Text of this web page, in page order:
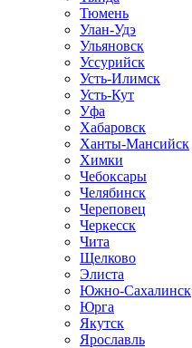
Тюмень
Улан-Удэ
Ульяновск
Уссурийск
Усть-Илимск
Усть-Кут
Уфа
Хабаровск
Ханты-Мансийск
Химки
Чебоксары
Челябинск
Череповец
Черкесск
Чита
Щелково
Элиста
Южно-Сахалинск
Юрга
Якутск
Ярославль